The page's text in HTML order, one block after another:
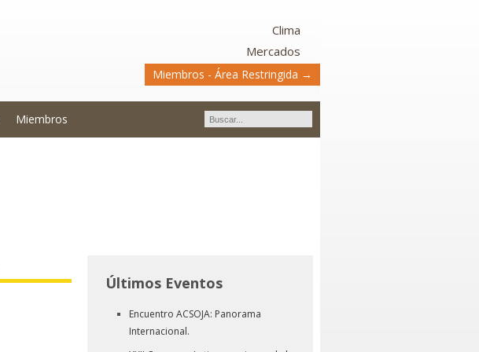
Clima
Mercados
Miembros - Área Restringida →
Miembros
Últimos Eventos
Encuentro ACSOJA: Panorama
Internacional.